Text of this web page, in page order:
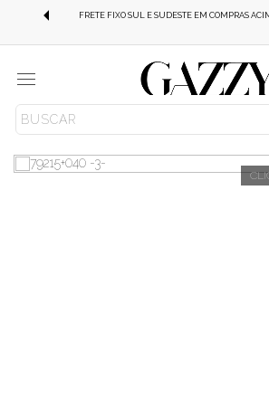
Menu BLUSAS REGATA